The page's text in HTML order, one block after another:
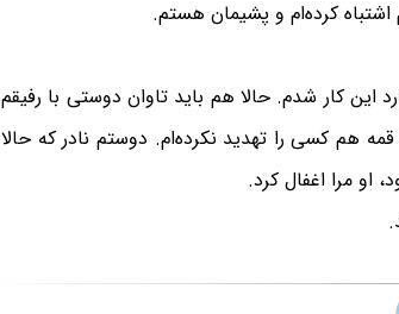
کرده‌ام و پشیمان هستم.
این کار شدم. حالا هم باید تاوان دوستی با رفیقم
هم کسی را تهدید نکرده‌ام. دوستم نادر که حالا
او مرا اغفال کرد.